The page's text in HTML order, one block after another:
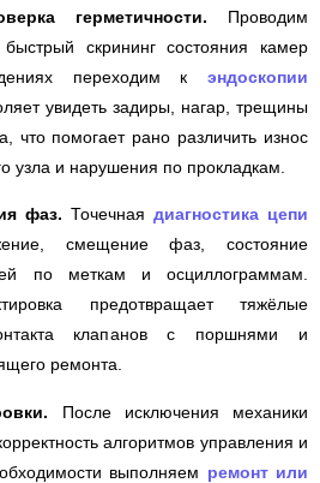
герметичности. Проводим
скрининг состояния камер
переходим к эндоскопии
увидеть задиры, нагар, трещины
что помогает рано различить износ
узла и нарушения по прокладкам.
фаз. Точечная диагностика цепи
смещение фаз, состояние
по меткам и осциллограммам.
предотвращает тяжёлые
клапанов с поршнями и
ремонта.
После исключения механики
алгоритмов управления и
выполняем ремонт или